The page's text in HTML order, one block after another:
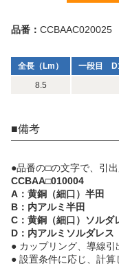
品番： CCBAAC020025
全長（Lm） 一段目
8.5
■備考
●品番の□の文字で、引
CCBAA□010004
A：黄銅（細口）半田
B：内アルミ半田
C：黄銅（細口）ソルダ
D：内アルミソルダレス
● カップリング、導線引
● 設置条件に応じ、計算